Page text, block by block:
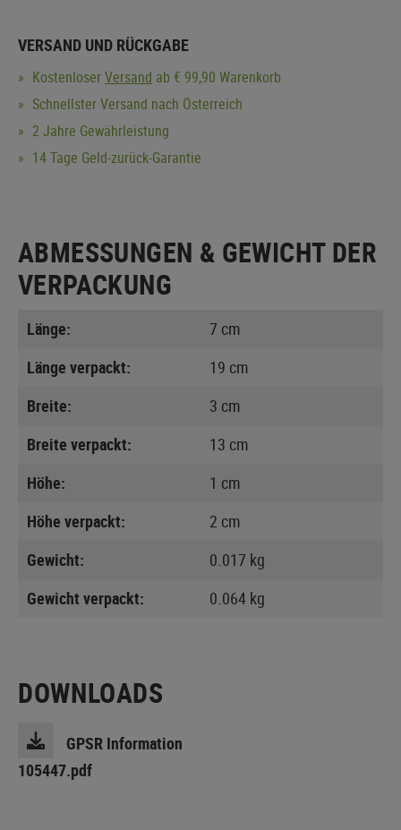
VERSAND UND RÜCKGABE
KostenloserVersand ab € 99,90 Warenkorb
Schnellster Versand nach Österreich
2 Jahre Gewährleistung
14 Tage Geld-zurück-Garantie
ABMESSUNGEN & GEWICHT DER
VERPACKUNG
Länge:
7 cm
Länge verpackt:
19 cm
Breite:
3 cm
Breite verpackt:
13 cm
Höhe:
1 cm
Höhe verpackt:
2 cm
Gewicht:
0.017 kg
Gewicht verpackt:
0.064 kg
DOWNLOADS
GPSR Information
105447.pdf